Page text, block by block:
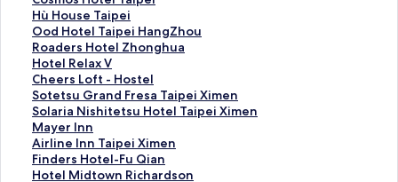
C
a
e
s
a
r
M
e
t
r
o
啟
A
l
o
f
t
T
a
i
p
e
開
啟
L
i
h
o
H
o
t
e
l
會
開
啟
M
g
h
M
i
t
s
u
結
會
開
啟
L
e
R
o
o
m
H
連
結
會
開
啟
C
o
s
m
o
s
Hù House Taipei
此
連
結
會
開
啟
H
ù
H
o
u
Ood Hotel Taipei HangZhou
此
連
結
會
開
啟
O
o
d
H
Roaders Hotel Zhonghua
此
連
結
會
開
啟
R
o
a
Hotel Relax V
此
連
結
會
開
啟
H
o
Cheers Loft - Hostel
此
連
結
會
開
啟
C
Sotetsu Grand Fresa Taipei Ximen
此
連
結
會
開
啟
Solaria Nishitetsu Hotel Taipei Ximen
此
連
結
會
開
Mayer Inn
此
連
結
會
Airline Inn Taipei Ximen
此
連
結
Finders Hotel-Fu Qian
此
連
Hotel Midtown Richardson
此